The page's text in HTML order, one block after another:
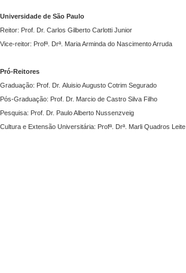
Universidade de São Paulo
Reitor: Prof. Dr. Carlos Gilberto Carlotti Junior
Vice-reitor: Profª. Drª. Maria Arminda do Nascimento Arruda
Pró-Reitores
Graduação: Prof. Dr. Aluisio Augusto Cotrim Segurado
Pós-Graduação: Prof. Dr. Marcio de Castro Silva Filho
Pesquisa: Prof. Dr. Paulo Alberto Nussenzveig
Cultura e Extensão Universitária: Profª. Drª. Marli Quadros Leite